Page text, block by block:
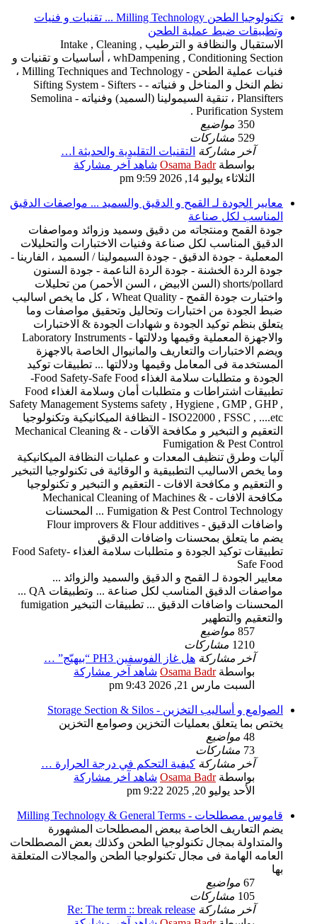
تكنولوجيا الطحن Milling Technology ... تقنيات و فنيات
وتطبيقات ضبط عملية الطحن
الاستقبال والنظافة و الترطيب Intake , Cleaning ,
whDampening , Conditioning Section ، أساسيات و تقنيات و
فنيات عملية الطحن - Milling Techniques and Technology ،
نظم النخل و المناخل و فنياته - Sifting System - Sifters -
Plansifters ، تنقية السيمولينا (السميد) وفنياته - Semolina
Purification System .
350 مواضيع
529 مشاركات
آخر مشاركة التقنيات التقليدية والحديثة ا…
بواسطةOsama Badr شاهد آخر مشاركة
الثلاثاء يوليو 14, 2026 9:59 pm
معايير الجودة لـ القمح و الدقيق والسميد ... مواصفات الدقيق
المناسب لكل صناعة
جودة القمح ومنتجاته من دقيق وسميد وزوائد ومواصفات
الدقيق المناسب لكل صناعة وفنيات الاختبارات والتحليلات
المعملية - جودة الدقيق - جودة السيمولينا / السميد ، الفارينا -
جودة الردة الخشنة - جودة الردة الناعمة - جودة السنون
shorts/pollard (السن الابيض ، السن الأحمر) من تحليلات
واختبارت جودة القمح - Wheat Quality ، كل ما يخص اساليب
ضبط الجودة من اختبارات وتحاليل وتحقيق مواصفات وما
يتعلق بنظم توكيد الجودة و شهادات الجودة & الاختبارات
والاجهزة المعملية وقيمها ودلالتها - Laboratory Instruments
ويضم الاختبارات والتعاريف والمانيوال الخاصة بالاجهزة
المستخدمة فى المعامل وقيمها ودلالتها ... تطبيقات توكيد
الجودة و متطلبات سلامة الغذاء Food Safety-Safe Food-
تطبيقات اشتراطات و متطلبات أمان وسلامة الغذاء Food
Safety Management Systems safety , Hygiene , GMP , GHP ,
ISO22000 , FSSC , ....etc - النظافة الميكانيكية وتكنولوجيا
التعقيم و التبخير و مكافحة الآفات - Mechanical Cleaning &
Fumigation & Pest Control
آليات وطرق تنظيف المعدات و عمليات النظافة الميكانيكية
وما يخص الاساليب التطبيقية و الوقائية فى تكنولوجيا التبخير
و التعقيم و مكافحة الافات - التعقيم و التبخير و تكنولوجيا
مكافحة الافات - Mechanical Cleaning of Machines &
Fumigation & Pest Control Technology ... المحسنات
واضافات الدقيق - Flour improvers & Flour additives
يضم ما يتعلق بمحسنات واضافات الدقيق
تطبيقات توكيد الجودة و متطلبات سلامة الغذاء Food Safety-
Safe Food
معايير الجودة لـ القمح و الدقيق والسميد والزوائد ...
مواصفات الدقيق المناسب لكل صناعة ... وتطبيقات QA ...
المحسنات واضافات الدقيق ... تطبيقات التبخير fumigation
والتعقيم والتطهير
857 مواضيع
1210 مشاركات
آخر مشاركة هل غاز الفوسفين PH3 “بيهيّج” …
بواسطةOsama Badr شاهد آخر مشاركة
السبت مارس 21, 2026 9:43 pm
الصوامع و أساليب التخزين - Storage Section & Silos
يختص بما يتعلق بعمليات التخزين وصوامع التخزين
48 مواضيع
73 مشاركات
آخر مشاركة كيفية التحكم في درجة الحرارة …
بواسطةOsama Badr شاهد آخر مشاركة
الأحد يوليو 20, 2025 9:22 pm
قاموس مصطلحات - Milling Technology & General Terms
يضم التعاريف الخاصة ببعض المصطلحات المشهورة
والمتداولة بمجال تكنولوجيا الطحن وكذلك بعض المصطلحات
العامه الهامة فى مجال تكنولوجيا الطحن والمجالات المتعلقة
بها
67 مواضيع
105 مشاركات
آخر مشاركة Re: The term :: break release